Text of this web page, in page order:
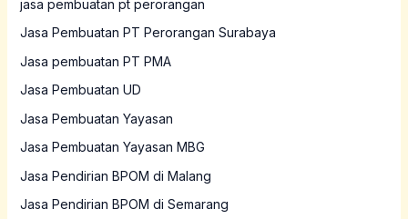
jasa pembuatan pt perorangan
Jasa Pembuatan PT Perorangan Surabaya
Jasa pembuatan PT PMA
Jasa Pembuatan UD
Jasa Pembuatan Yayasan
Jasa Pembuatan Yayasan MBG
Jasa Pendirian BPOM di Malang
Jasa Pendirian BPOM di Semarang